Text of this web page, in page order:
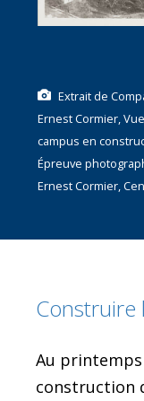
Extrait de
Ernest Cormier,
campus en
Épreuve
Ernest Cormier,
Construire
Au
construction